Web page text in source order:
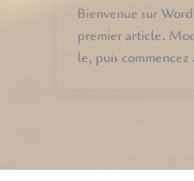
Bienvenue sur
premier article.
le, puis commencez